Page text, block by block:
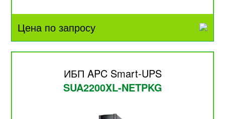
Цена по запросу
ИБП APC Smart-UPS
SUA2200XL-NETPKG